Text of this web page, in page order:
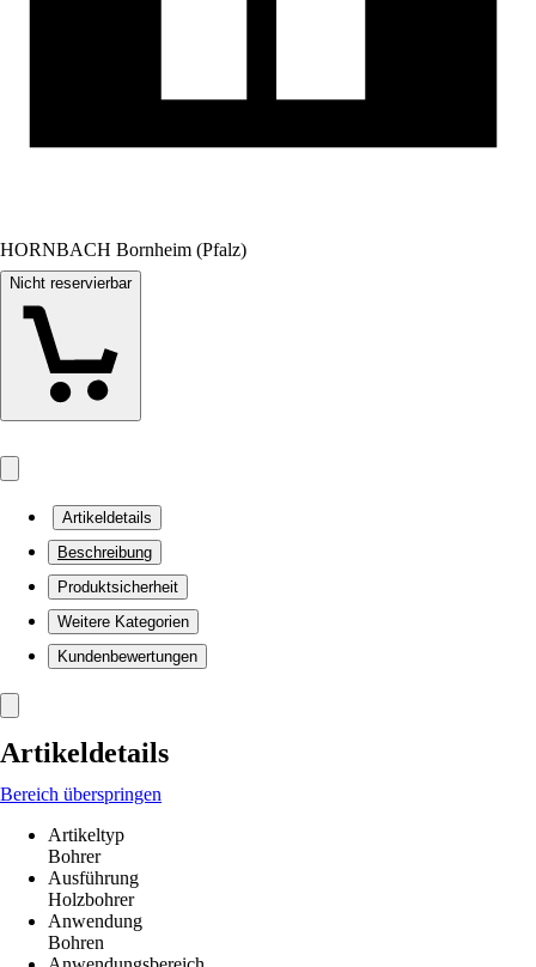
HORNBACH Bornheim (Pfalz)
Nicht reservierbar
Artikeldetails
Beschreibung
Produktsicherheit
Weitere Kategorien
Kundenbewertungen
Artikeldetails
Bereich überspringen
Artikeltyp
Bohrer
Ausführung
Holzbohrer
Anwendung
Bohren